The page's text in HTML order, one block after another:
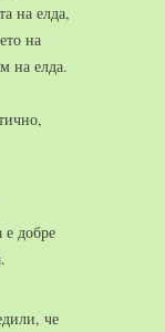
на елда,
на
на елда.
добре
че